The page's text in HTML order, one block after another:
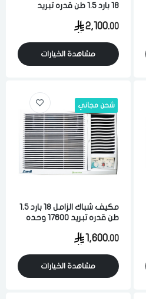
18 بارد 1.5 طن قدره تبريد
روتاري واي فاي
2,100.00
مشاهدة الخيارات
شحن مجاني
مكيف شباك الزامل 18 بارد 1.5
طن قدره تبريد 17600 وحده
1,600.00
مشاهدة الخيارات